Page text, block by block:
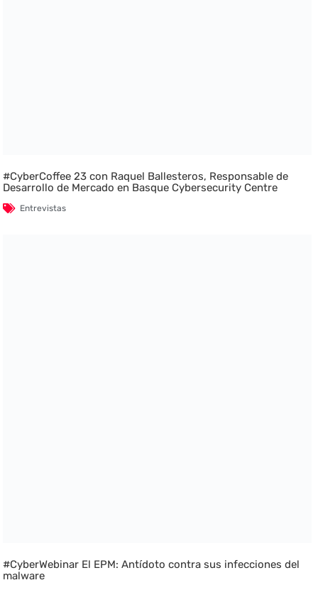
#CyberCoffee 23 con Raquel Ballesteros, Responsable de
Desarrollo de Mercado en Basque Cybersecurity Centre
Entrevistas
#CyberWebinar El EPM: Antídoto contra sus infecciones del
malware